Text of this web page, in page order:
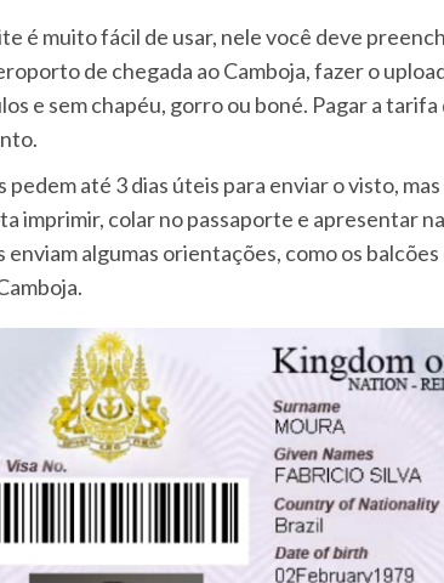
é muito fácil de usar, nele você deve
de chegada ao Camboja, fazer o
e sem chapéu, gorro ou boné. Pagar a
pedem até 3 dias úteis para enviar o visto,
imprimir, colar no passaporte e apresentar
enviam algumas orientações, como os